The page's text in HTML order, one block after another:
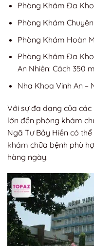
Phòng Khám Đa
Phòng Khám
Phòng Khám Hoàn
Phòng Khám Đa
An Nhiên: Cách 350
Nha Khoa Vinh An –
Với sự đa dạng của
lớn đến phòng khám
Ngã Tư Bảy Hiền có
khám chữa bệnh phù
hàng ngày.